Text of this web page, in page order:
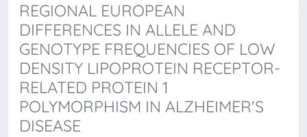
REGIONAL EUROPEAN
DIFFERENCES IN ALLELE AND
GENOTYPE FREQUENCIES OF LOW
DENSITY LIPOPROTEIN RECEPTOR-
RELATED PROTEIN 1
POLYMORPHISM IN ALZHEIMER'S
DISEASE